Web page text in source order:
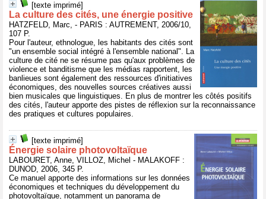
[texte imprimé]
La culture des cités, une énergie positive
HATZFELD, Marc, - PARIS : AUTREMENT, 2006/10,
107 P.
Pour l'auteur, ethnologue, les habitants des cités sont
"un ensemble social intégré à l'ensemble national". La
culture de cité ne se résume pas qu'aux problèmes de
violence et banditisme que les médias rapportent, les
banlieues sont également des ressources d'initiatives
économiques, des nouvelles sources créatives aussi
bien musicales que linguistiques. En plus de montrer les côtés positifs
des cités, l'auteur apporte des pistes de réflexion sur la reconnaissance
des pratiques et cultures populaires.
[texte imprimé]
Énergie solaire photovoltaïque
LABOURET, Anne, VILLOZ, Michel - MALAKOFF :
DUNOD, 2006, 345 P.
Ce manuel apporte des informations sur les données
économiques et techniques du développement du
photovoltaïque, notamment un panorama de